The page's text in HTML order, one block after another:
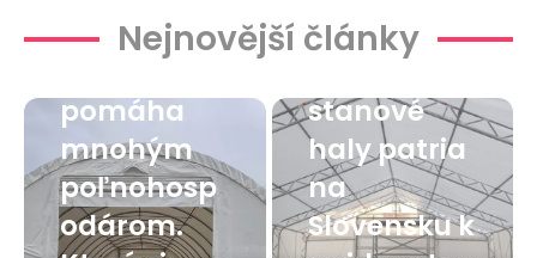
Nejnovější články
Plachtová
pomáha
mnohým
poľnohosp
odárom.
stanové
haly patria
na
Slovensku k